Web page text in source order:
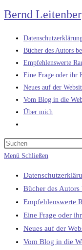
Zum
Inhalt
springen
Bernd
Bücher des Autors
Empfehlenswerte
Eine Frage oder ihr
Neues auf der
Vom Blog in die
Über mich
umschalten
Menü Schließen
Bücher des
Empfehlenswerte
Eine Frage oder
Neues auf der
Vom Blog in die